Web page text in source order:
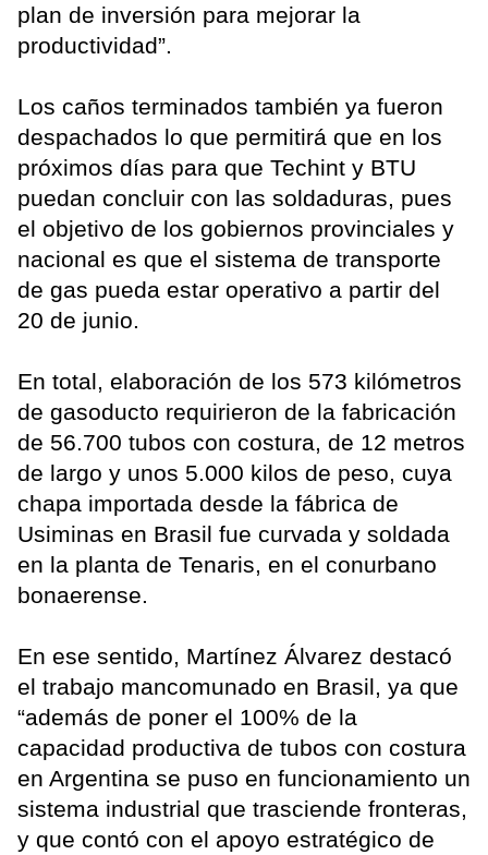
plan de inversión para mejorar la
productividad”.
Los caños terminados también ya fueron
despachados lo que permitirá que en los
próximos días para que Techint y BTU
puedan concluir con las soldaduras, pues
el objetivo de los gobiernos provinciales y
nacional es que el sistema de transporte
de gas pueda estar operativo a partir del
20 de junio.
En total, elaboración de los 573 kilómetros
de gasoducto requirieron de la fabricación
de 56.700 tubos con costura, de 12 metros
de largo y unos 5.000 kilos de peso, cuya
chapa importada desde la fábrica de
Usiminas en Brasil fue curvada y soldada
en la planta de Tenaris, en el conurbano
bonaerense.
En ese sentido, Martínez Álvarez destacó
el trabajo mancomunado en Brasil, ya que
“además de poner el 100% de la
capacidad productiva de tubos con costura
en Argentina se puso en funcionamiento un
sistema industrial que trasciende fronteras,
y que contó con el apoyo estratégico de